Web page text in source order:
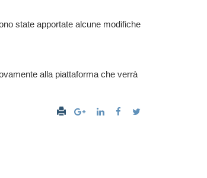
state apportate alcune modifiche
alla piattaforma che verrà